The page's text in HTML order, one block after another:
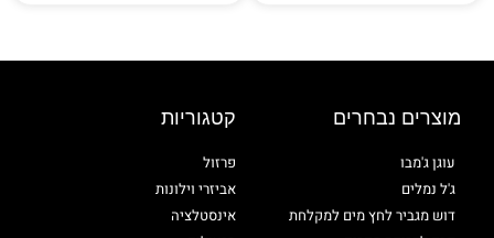
מוצרים נבחרים
עוגן ג'מבו
ג'ל נמלים
דוש מגביר לחץ מים למקלחת
קטגוריות
פרזול
אביזרי וילונות
אינסטלציה